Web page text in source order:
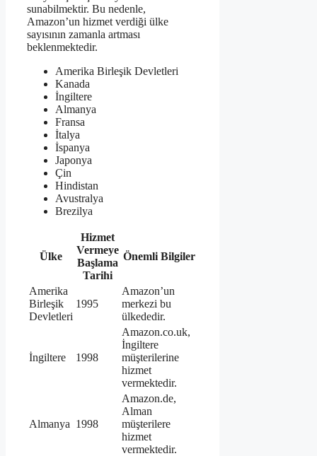
sunabilmektir. Bu nedenle,
Amazon’un hizmet verdiği ülke
sayısının zamanla artması
beklenmektedir.
Amerika Birleşik Devletleri
Kanada
İngiltere
Almanya
Fransa
İtalya
İspanya
Japonya
Çin
Hindistan
Avustralya
Brezilya
Ülke
Hizmet
Vermeye
Başlama
Tarihi
Önemli Bilgiler
Amerika
Birleşik
Devletleri
1995
Amazon’un
merkezi bu
ülkededir.
İngiltere 1998
Amazon.co.uk,
İngiltere
müşterilerine
hizmet
vermektedir.
Almanya 1998
Amazon.de,
Alman
müşterilere
hizmet
vermektedir.